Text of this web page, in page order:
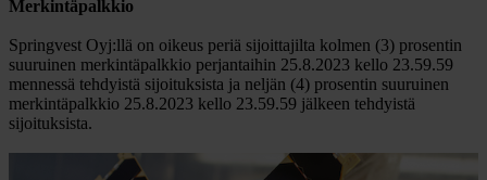
Merkintäpalkkio
Springvest Oyj:llä on oikeus periä sijoittajilta kolmen (3) prosentin
suuruinen merkintäpalkkio perjantaihin 25.8.2023 kello 23.59.59
mennessä tehdyistä sijoituksista ja neljän (4) prosentin suuruinen
merkintäpalkkio 25.8.2023 kello 23.59.59 jälkeen tehdyistä
sijoituksista.